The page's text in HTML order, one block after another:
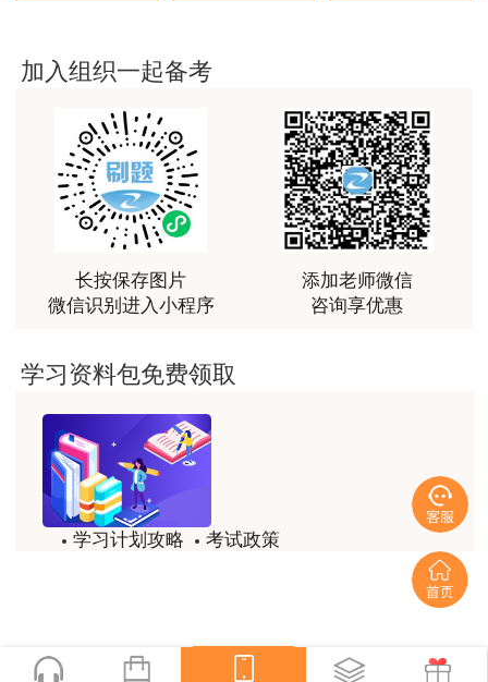
平台历史购买的课程，老师讲的多非常好
用户m2****68
老师讲的很细致很认真，课件准备充分也非常有耐
心，听了老师的课很有收获，谢谢老师的付出和努
力。
用户m0****88
最棒的预习课
用户m2****66
越听越觉得好
用户m2****66
非常非常非常非常棒！！!！
用户m2****66
土建计量这门课我听了门金瑞和孙琦两位老师的课
加入组织一起备考
长按保存图片
微信识别进入小程序
添加老师微信
咨询享优惠
学习资料包免费领取
学习计划攻略
考试政策